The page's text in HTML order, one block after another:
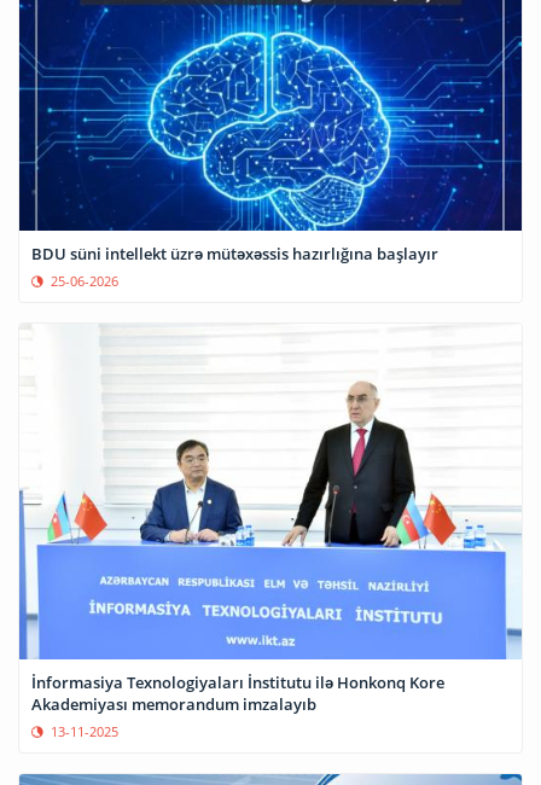
BDU süni intellekt üzrə mütəxəssis hazırlığına başlayır
25-06-2026
İnformasiya Texnologiyaları İnstitutu ilə Honkonq Kore
Akademiyası memorandum imzalayıb
13-11-2025